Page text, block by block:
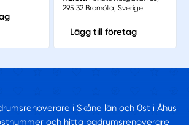
295 32 Bromölla, Sverige
Lägg till företag
i Skåne län och 0st i Åhus
och hitta badrumsrenoverare